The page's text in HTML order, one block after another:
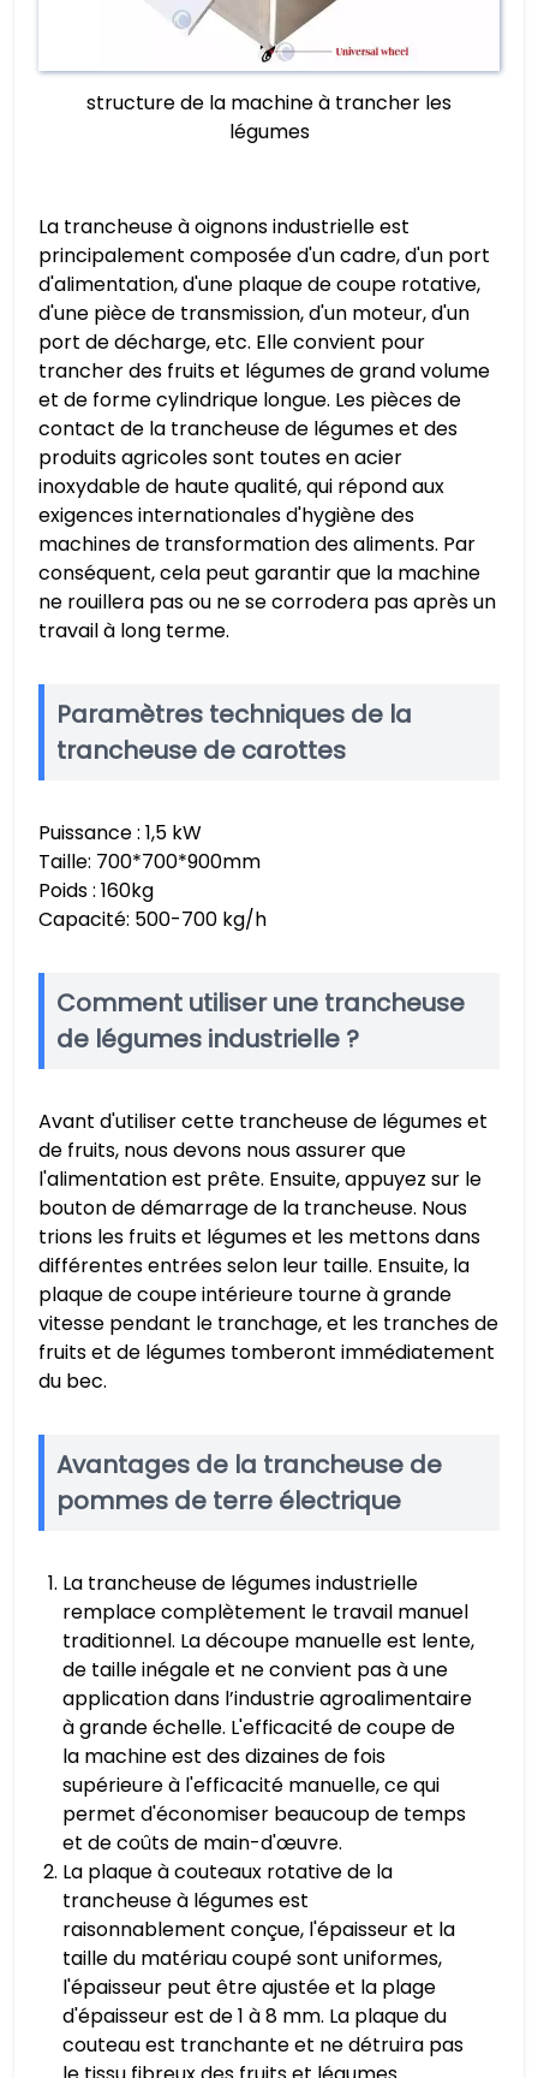
structure de la machine à trancher les
légumes
La trancheuse à oignons industrielle est
principalement composée d'un cadre, d'un port
d'alimentation, d'une plaque de coupe rotative,
d'une pièce de transmission, d'un moteur, d'un
port de décharge, etc. Elle convient pour
trancher des fruits et légumes de grand volume
et de forme cylindrique longue. Les pièces de
contact de la trancheuse de légumes et des
produits agricoles sont toutes en acier
inoxydable de haute qualité, qui répond aux
exigences internationales d'hygiène des
machines de transformation des aliments. Par
conséquent, cela peut garantir que la machine
ne rouillera pas ou ne se corrodera pas après un
travail à long terme.
Paramètres techniques de la
trancheuse de carottes
Puissance : 1,5 kW
Taille: 700*700*900mm
Poids : 160kg
Capacité: 500-700 kg/h
Comment utiliser une trancheuse
de légumes industrielle ?
Avant d'utiliser cette trancheuse de légumes et
de fruits, nous devons nous assurer que
l'alimentation est prête. Ensuite, appuyez sur le
bouton de démarrage de la trancheuse. Nous
trions les fruits et légumes et les mettons dans
différentes entrées selon leur taille. Ensuite, la
plaque de coupe intérieure tourne à grande
vitesse pendant le tranchage, et les tranches de
fruits et de légumes tomberont immédiatement
du bec.
Avantages de la trancheuse de
pommes de terre électrique
La trancheuse de légumes industrielle
remplace complètement le travail manuel
traditionnel. La découpe manuelle est lente,
de taille inégale et ne convient pas à une
application dans l’industrie agroalimentaire
à grande échelle. L'efficacité de coupe de
la machine est des dizaines de fois
supérieure à l'efficacité manuelle, ce qui
permet d'économiser beaucoup de temps
et de coûts de main-d'œuvre.
La plaque à couteaux rotative de la
trancheuse à légumes est
raisonnablement conçue, l'épaisseur et la
taille du matériau coupé sont uniformes,
l'épaisseur peut être ajustée et la plage
d'épaisseur est de 1 à 8 mm. La plaque du
couteau est tranchante et ne détruira pas